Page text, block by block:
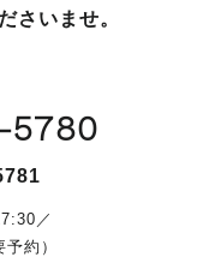
さいませ。
5780
／
約）